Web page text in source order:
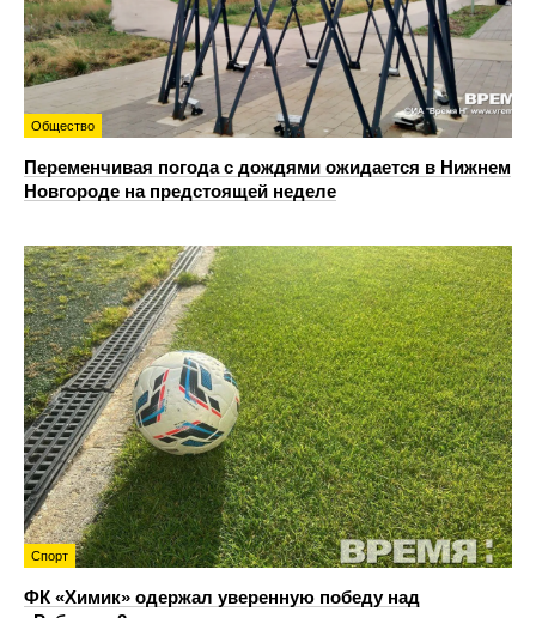
Общество
Переменчивая погода с дождями ожидается в Нижнем
Новгороде на предстоящей неделе
Спорт
ФК «Химик» одержал уверенную победу над